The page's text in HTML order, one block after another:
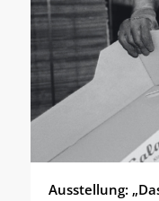
Ausstellung: